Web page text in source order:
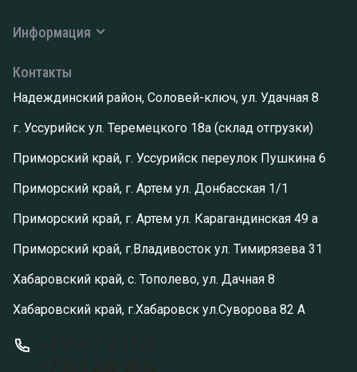
Информация
Контакты
Надеждинский район, Соловей-ключ, ул. Удачная 8
г. Уссурийск ул. Теремецкого 18а (склад отгрузки)
Приморский край, г. Уссурийск переулок Пушкина 6
Приморский край, г. Артем ул. Донбасская 1/1
Приморский край, г. Артем ул. Карагандинская 49 а
Приморский край, г.Владивосток ул. Тимирязева 31
Хабаровский край, с. Тополево, ул. Дачная 8
Хабаровский край, г.Хабаровск ул.Суворова 82 А